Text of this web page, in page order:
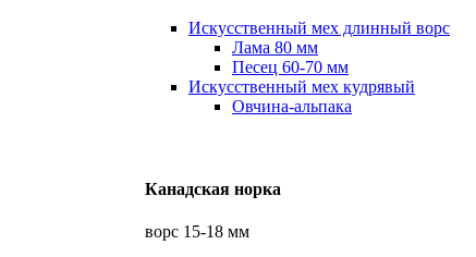
Искусственный мех длинный ворс
Лама 80 мм
Песец 60-70 мм
Искусственный мех кудрявый
Овчина-альпака
Канадская норка
ворс 15-18 мм